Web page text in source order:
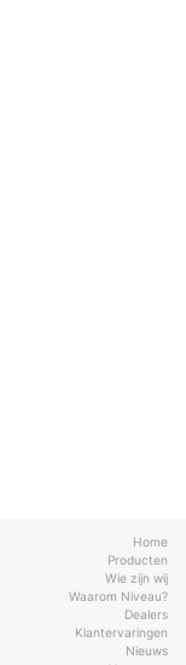
Home
Producten
Wie zijn wij
Waarom Niveau?
Dealers
Klantervaringen
Nieuws